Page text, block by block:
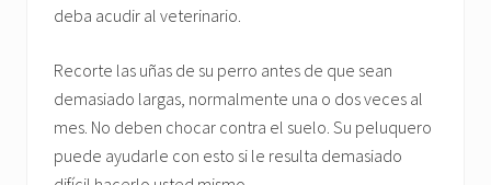
deba acudir al veterinario.
Recorte las uñas de su perro antes de que sean
demasiado largas, normalmente una o dos veces al
mes. No deben chocar contra el suelo. Su peluquero
puede ayudarle con esto si le resulta demasiado